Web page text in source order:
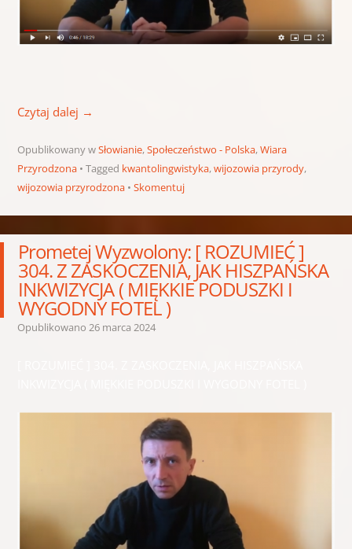
Czytaj dalej →
Opublikowany wSłowianie,Społeczeństwo - Polska,Wiara
Przyrodzona
Tagged kwantolingwistyka,wijozowia przyrody,
wijozowia przyrodzona
Skomentuj
Prometej Wyzwolony: [ ROZUMIEĆ ]
304. Z ZASKOCZENIA, JAK HISZPAŃSKA
INKWIZYCJA ( MIĘKKIE PODUSZKI I
WYGODNY FOTEL )
Opublikowano 26 marca 2024